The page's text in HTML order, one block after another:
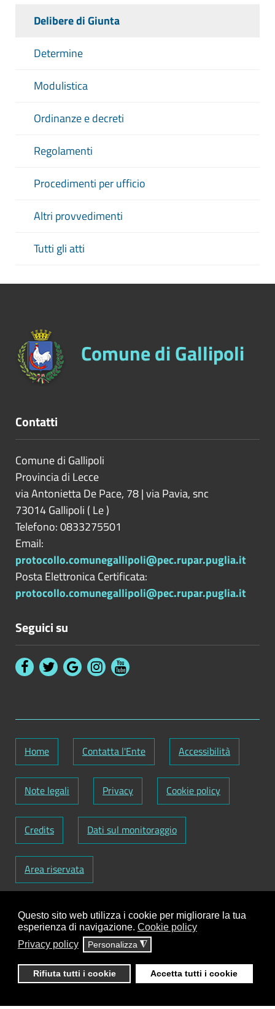
Questo sito web utilizza i cookie per migliorare la tua
esperienza di navigazione. Cookie policy
Privacy policy
Personalizza ◮
Rifiuta tutti i cookie Accetta tutti i cookie
Delibere di Giunta
Determine
Modulistica
Ordinanze e decreti
Regolamenti
Procedimenti per ufficio
Altri provvedimenti
Tutti gli atti
Comune di Gallipoli
Contatti
Comune di Gallipoli
Provincia di Lecce
via Antonietta De Pace, 78 | via Pavia, snc
73014Gallipoli ( Le)
Telefono: 0833275501
Email:
protocollo.comunegallipoli@pec.rupar.puglia.it
Posta Elettronica Certificata:
protocollo.comunegallipoli@pec.rupar.puglia.it
Seguici su
Home Contatta l'Ente Accessibilità
Note legali Privacy Cookie policy
Credits Dati sul monitoraggio
Area riservata
Codice Fiscale: 82000090751-Partita IVA:
01129720759-Codice Fatturazione elettronica:
UFY1HC
contenuti:Antonio Scrimitore